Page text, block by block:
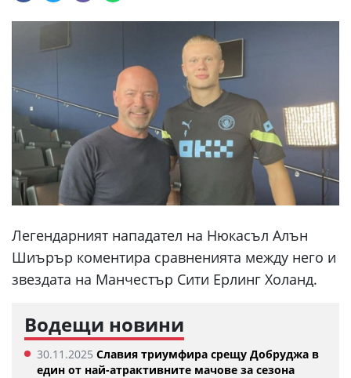
Легендарният нападател на Нюкасъл Алън
Шиърър коментира сравненията между него и
звездата на Манчестър Сити Ерлинг Холанд.
Водещи новини
30.11.2025 Славия триумфира срещу Добруджа в
един от най-атрактивните мачове за сезона